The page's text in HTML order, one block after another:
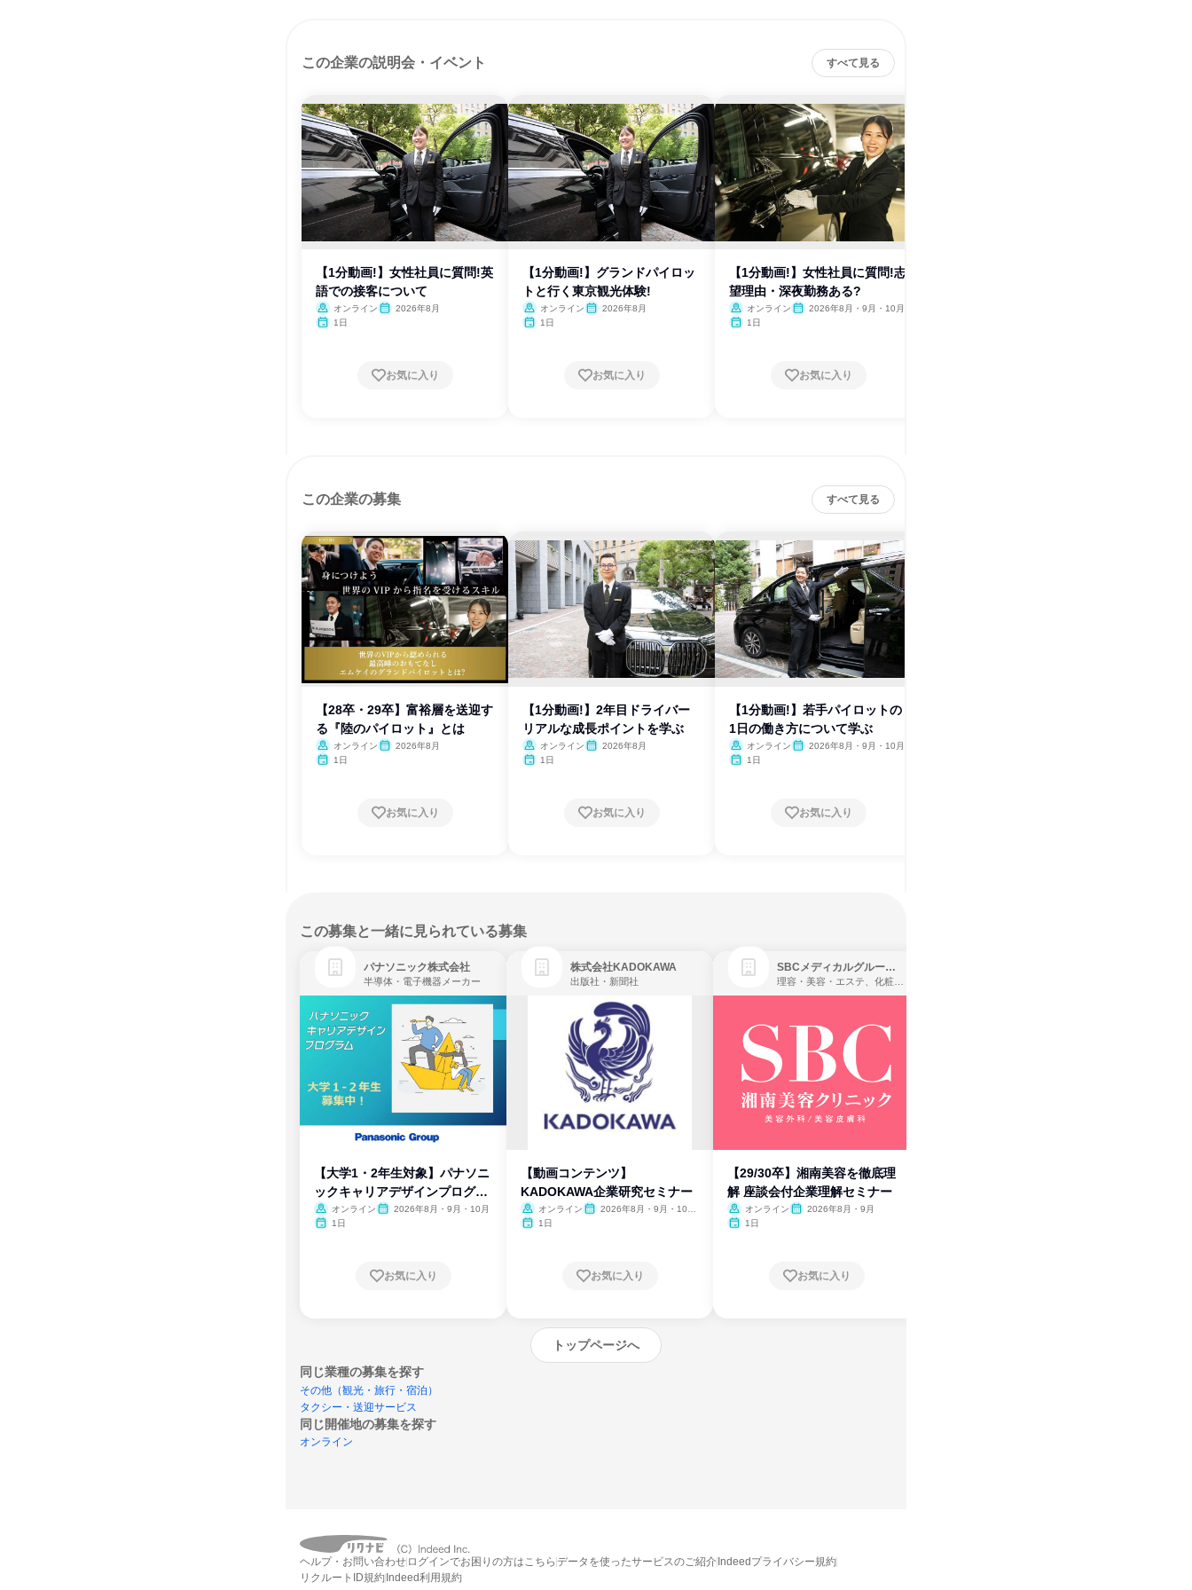
この企業の説明会・イベント すべて見る
【1分動画!】女性社員に質問!英
語での接客について
オンライン
2026年8月
1日
お気に入り
【1分動画!】グランドパイロッ
トと行く東京観光体験!
オンライン
2026年8月
1日
お気に入り
【1分動画!】女性社員に質問!志
望理由・深夜勤務ある?
オンライン
2026年8月・9月・10月
1日
お気に入り
この企業の募集 すべて見る
【28卒・29卒】富裕層を送迎す
る『陸のパイロット』とは
オンライン
2026年8月
1日
お気に入り
【1分動画!】2年目ドライバー
リアルな成長ポイントを学ぶ
オンライン
2026年8月
1日
お気に入り
【1分動画!】若手パイロットの
1日の働き方について学ぶ
オンライン
2026年8月・9月・10月
1日
お気に入り
この募集と一緒に見られている募集
パナソニック株式会社
半導体・電子機器メーカー
【大学1・2年生対象】パナソニ
ックキャリアデザインプログラ
ム
オンライン
2026年8月・9月・10月
1日
お気に入り
株式会社KADOKAWA
出版社・新聞社
【動画コンテンツ】
KADOKAWA企業研究セミナー
オンライン
2026年8月・9月・10
1日
お気に入り
SBCメディカルグループ株式会社
【29/30卒】湘南美容を徹底理
解 座談会付企業理解セミナー
オンライン
2026年8月・9月
1日
お気に入り
トップページへ
同じ業種の募集を探す
その他（観光・旅行・宿泊）
タクシー・送迎サービス
同じ開催地の募集を探す
オンライン
ヘルプ・お問い合わせ ログインでお困りの方はこちら データを使ったサービスのご紹介 Indeedプライバシー規約
リクルートID規約 Indeed利用規約